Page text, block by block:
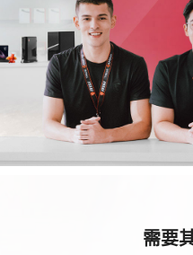
需要